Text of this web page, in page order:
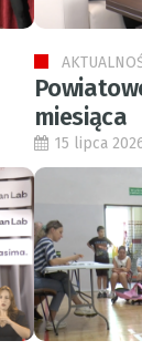
miesiąca
15 lipca